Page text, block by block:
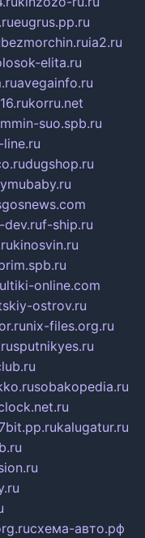
eugrus.pp.ru
bezmorchin.ruia2.ru
elita.ru
avegainfo.ru
korru.net
suo.spb.ru
dugshop.ru
dev.ruf-ship.ru
kinosvin.ru
online.com
ostrov.ru
nix-files.org.ru
sputnikyes.ru
sobakopedia.ru
kalugatur.ru
схема-авто.рф